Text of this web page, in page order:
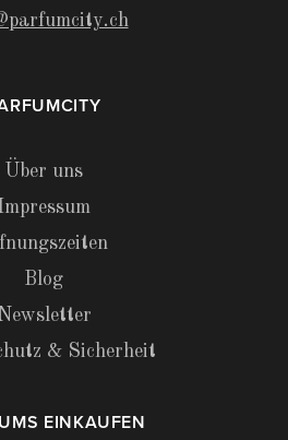
Über uns
Impressum
Blog
Newsletter
& Sicherheit
EINKAUFEN